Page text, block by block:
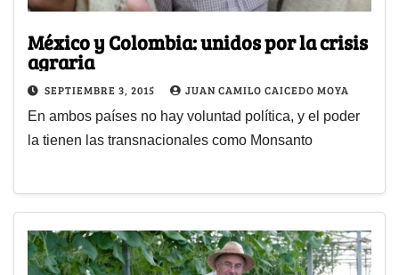
México y Colombia: unidos por la crisis
agraria
SEPTIEMBRE 3, 2015 JUAN CAMILO CAICEDO MOYA
En ambos países no hay voluntad política, y el poder
la tienen las transnacionales como Monsanto